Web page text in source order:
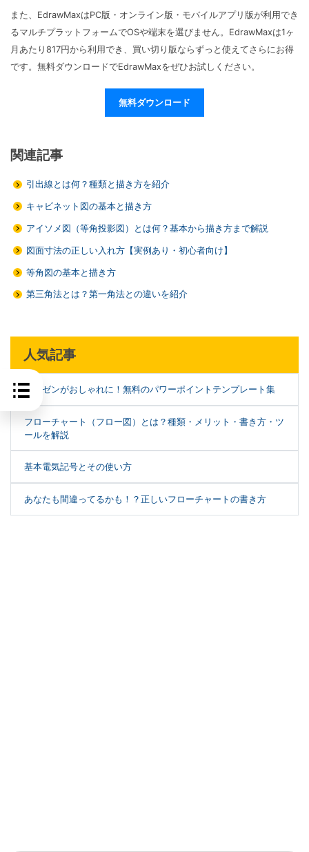
また、EdrawMaxはPC版・オンライン版・モバイルアプリ版が利用でき
るマルチプラットフォームでOSや端末を選びません。EdrawMaxは1ヶ
月あたり817円から利用でき、買い切り版ならずっと使えてさらにお得
です。無料ダウンロードでEdrawMaxをぜひお試しください。
無料ダウンロード
関連記事
引出線とは何？種類と描き方を紹介
キャビネット図の基本と描き方
アイソメ図（等角投影図）とは何？基本から描き方まで解説
図面寸法の正しい入れ方【実例あり・初心者向け】
等角図の基本と描き方
第三角法とは？第一角法との違いを紹介
人気記事
プレゼンがおしゃれに！無料のパワーポイントテンプレート集
フローチャート（フロー図）とは？種類・メリット・書き方・ツ
ールを解説
基本電気記号とその使い方
あなたも間違ってるかも！？正しいフローチャートの書き方